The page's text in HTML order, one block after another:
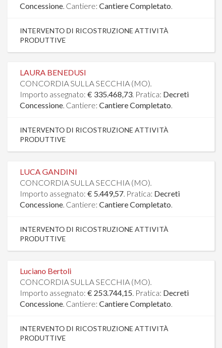
Concessione. Cantiere: Cantiere Completato.
INTERVENTO DI RICOSTRUZIONE ATTIVITÀ
PRODUTTIVE
LAURA BENEDUSI
CONCORDIA SULLA SECCHIA (MO).
Importo assegnato: € 335.468,73. Pratica: Decreti
Concessione. Cantiere: Cantiere Completato.
INTERVENTO DI RICOSTRUZIONE ATTIVITÀ
PRODUTTIVE
LUCA GANDINI
CONCORDIA SULLA SECCHIA (MO).
Importo assegnato: € 5.449,57. Pratica: Decreti
Concessione. Cantiere: Cantiere Completato.
INTERVENTO DI RICOSTRUZIONE ATTIVITÀ
PRODUTTIVE
Luciano Bertoli
CONCORDIA SULLA SECCHIA (MO).
Importo assegnato: € 253.744,15. Pratica: Decreti
Concessione. Cantiere: Cantiere Completato.
INTERVENTO DI RICOSTRUZIONE ATTIVITÀ
PRODUTTIVE